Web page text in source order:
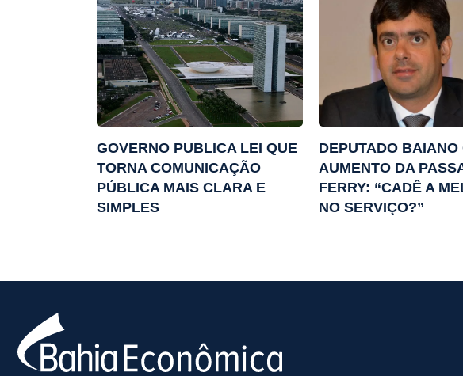
GOVERNO PUBLICA LEI QUE
TORNA COMUNICAÇÃO
PÚBLICA MAIS CLARA E
SIMPLES
DEPUTADO BAIANO
AUMENTO DA
FERRY: “CADÊ A
NO SERVIÇO?”